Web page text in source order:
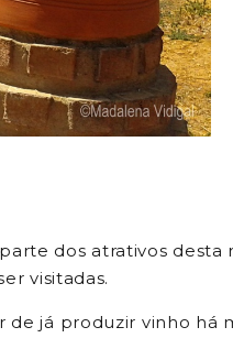
dos atrativos
visitadas.
de já produzir vinho há